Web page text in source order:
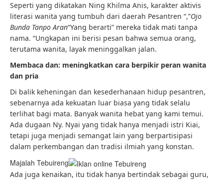
Seperti yang dikatakan Ning Khilma Anis, karakter aktivis
literasi wanita yang tumbuh dari daerah Pesantren “,”Ojo
Bunda Tanpo Aran“Yang berarti” mereka tidak mati tanpa
nama. “Ungkapan ini berisi pesan bahwa semua orang,
terutama wanita, layak meninggalkan jalan.
Membaca dan: meningkatkan cara berpikir peran wanita
dan pria
Di balik keheningan dan kesederhanaan hidup pesantren,
sebenarnya ada kekuatan luar biasa yang tidak selalu
terlihat bagi mata. Banyak wanita hebat yang kami temui.
Ada dugaan Ny. Nyai yang tidak hanya menjadi istri Kiai,
tetapi juga menjadi semangat lain yang berpartisipasi
dalam perkembangan dan tradisi ilmiah yang konstan.
Majalah Tebuireng
Ada juga kenaikan, itu tidak hanya bertindak sebagai guru,